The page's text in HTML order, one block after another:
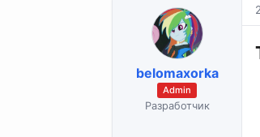
belomaxorka
Admin
Разработчик